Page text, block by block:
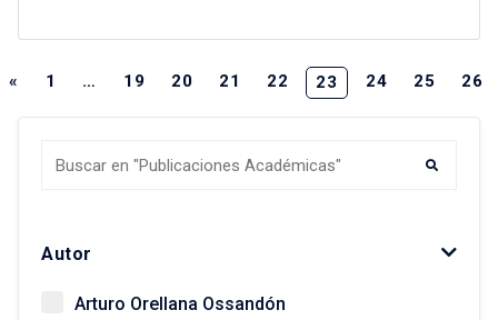
Autor
Arturo Orellana Ossandón
« 1 … 19 20 21 22 23 24 25 26